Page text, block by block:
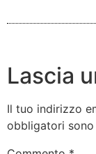
Lascia
Il tuo indirizzo
obbligatori